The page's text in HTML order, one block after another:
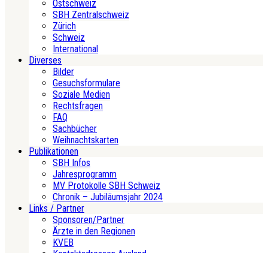
Ostschweiz
SBH Zentralschweiz
Zürich
Schweiz
International
Diverses
Bilder
Gesuchsformulare
Soziale Medien
Rechtsfragen
FAQ
Sachbücher
Weihnachtskarten
Publikationen
SBH Infos
Jahresprogramm
MV Protokolle SBH Schweiz
Chronik – Jubiläumsjahr 2024
Links / Partner
Sponsoren/Partner
Ärzte in den Regionen
KVEB